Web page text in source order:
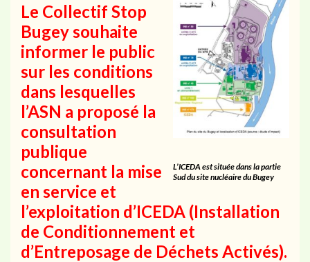
L’ICEDA est située dans la partie
Sud du site nucléaire du Bugey
Le Collectif Stop
Bugey souhaite
informer le public
sur les conditions
dans lesquelles
l’ASN a proposé la
consultation
publique
concernant la mise
en service et
l’exploitation d’ICEDA (Installation
de Conditionnement et
d’Entreposage de Déchets Activés).